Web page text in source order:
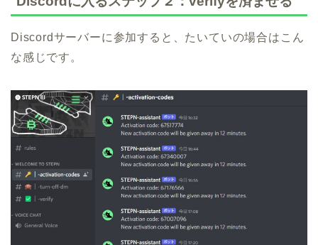
Discordサーバーに参加すると、たいていの場合はこん
な感じです。